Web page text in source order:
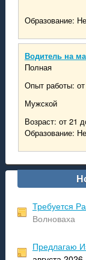
Образование:
Водитель на
Полная
Опыт работы:
Мужской
Возраст: от 21
Образование:
Требуется
Волноваха
Предлагаю